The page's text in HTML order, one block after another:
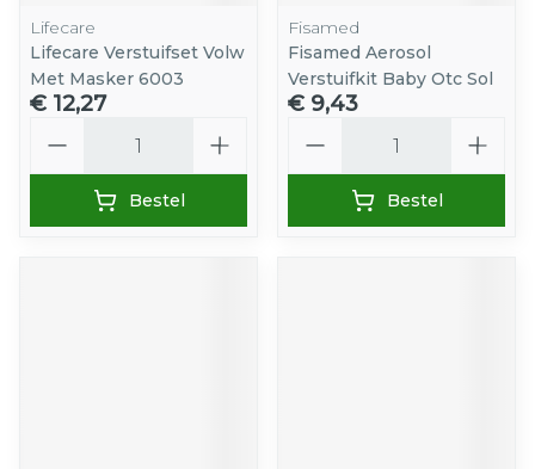
Lifecare
Lifecare Verstuifset Volw
Met Masker 6003
€ 12,27
Bestel
Fisamed
Fisamed Aerosol
Verstuifkit Baby Otc Sol
€ 9,43
Bestel